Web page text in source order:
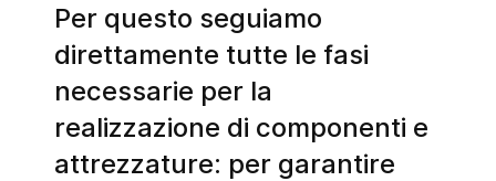
Per questo seguiamo
direttamente tutte le fasi
necessarie per la
realizzazione di componenti e
attrezzature: per garantire